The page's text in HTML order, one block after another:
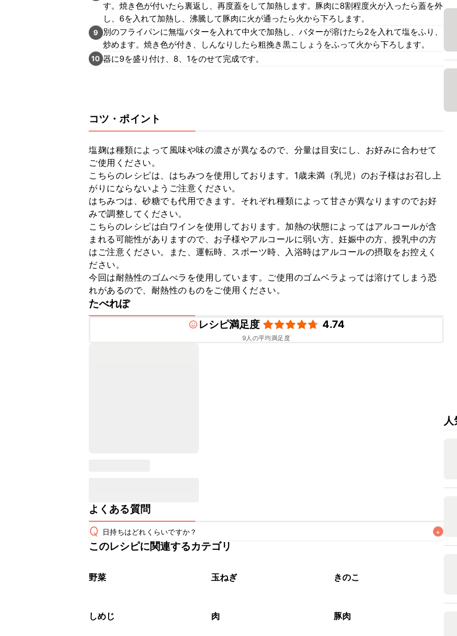
す。焼き色が付いたら裏返し、再度蓋をして加熱します。豚肉に8割程度火が入ったら蓋を外
し、6を入れて加熱し、沸騰して豚肉に火が通ったら火から下ろします。
9
別のフライパンに無塩バターを入れて中火で加熱し、バターが溶けたら2を入れて塩をふり、
炒めます。焼き色が付き、しんなりしたら粗挽き黒こしょうをふって火から下ろします。
10 器に9を盛り付け、8、1をのせて完成です。
コツ・ポイント
塩麹は種類によって風味や味の濃さが異なるので、分量は目安にし、お好みに合わせて
ご使用ください。
こちらのレシピは、はちみつを使用しております。1歳未満（乳児）のお子様はお召し上
がりにならないようご注意ください。
はちみつは、砂糖でも代用できます。それぞれ種類によって甘さが異なりますのでお好
みで調整してください。
こちらのレシピは白ワインを使用しております。加熱の状態によってはアルコールが含
まれる可能性がありますので、お子様やアルコールに弱い方、妊娠中の方、授乳中の方
はご注意ください。また、運転時、スポーツ時、入浴時はアルコールの摂取をお控えく
ださい。
今回は耐熱性のゴムべラを使用しています。ご使用のゴムベラよっては溶けてしまう恐
れがあるので、耐熱性のものをご使用ください。
たべれぽ
レシピ満足度
4.74
9人の平均満足度
よくある質問
Q 日持ちはどれくらいですか？ +
保存期間は冷蔵で翌日中が目安です。なるべくお早めにお召し上がりください。
※日持ちは目安です。
このレシピに関連するカテゴリ
野菜 玉ねぎ きのこ
しめじ 肉 豚肉